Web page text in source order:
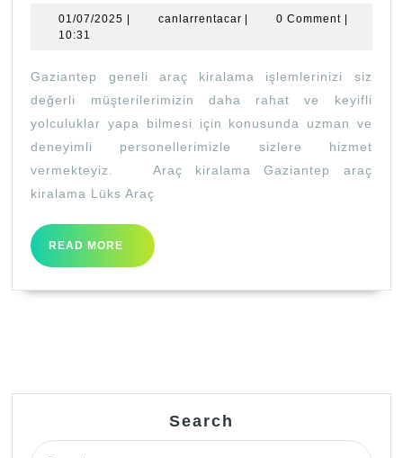
araçlar
01/07/2025 01/07/2025
| canlarrentacarcanlarrentacar
| 0 Comment |
10:31
Gaziantep geneli araç kiralama işlemlerinizi siz
değerli müşterilerimizin daha rahat ve keyifli
yolculuklar yapa bilmesi için konusunda uzman ve
deneyimli personellerimizle sizlere hizmet
vermekteyiz. Araç kiralama Gaziantep araç
kiralama Lüks Araç
READ MORE
READ
MORE
Search
Search